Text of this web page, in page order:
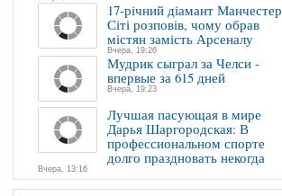
17-річний діамант Манчестер
Сіті розповів, чому обрав
містян замість Арсеналу
Вчера, 19:26
Мудрик сыграл за Челси -
впервые за 615 дней
Вчера, 19:23
Лучшая пасующая в мире
Дарья Шаргородская: В
профессиональном спорте
долго праздновать некогда
Вчера, 13:16